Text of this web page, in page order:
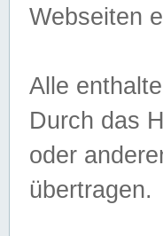
Webseiten
Alle
Durch das
oder
übertragen.